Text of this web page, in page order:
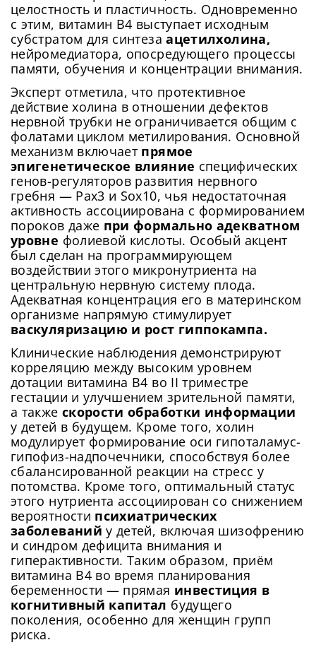
целостность и пластичность. Одновременно
с этим, витамин B4 выступает исходным
субстратом для синтезаацетилхолина,
нейромедиатора, опосредующего процессы
памяти, обучения и концентрации внимания.
Эксперт отметила, что протективное
действие холина в отношении дефектов
нервной трубки не ограничивается общим с
фолатами циклом метилирования. Основной
механизм включает прямое
эпигенетическое влияние специфических
генов-регуляторов развития нервного
гребня — Pax3 и Sox10, чья недостаточная
активность ассоциирована с формированием
пороков даже при формально адекватном
уровне фолиевой кислоты. Особый акцент
был сделан на программирующем
воздействии этого микронутриента на
центральную нервную систему плода.
Адекватная концентрация его в материнском
организме напрямую стимулирует
васкуляризацию и рост гиппокампа.
Клинические наблюдения демонстрируют
корреляцию между высоким уровнем
дотации витамина B4 во II триместре
гестации и улучшением зрительной памяти,
а также скорости обработки информации
у детей в будущем. Кроме того, холин
модулирует формирование оси гипоталамус-
гипофиз-надпочечники, способствуя более
сбалансированной реакции на стресс у
потомства. Кроме того, оптимальный статус
этого нутриента ассоциирован со снижением
вероятности психиатрических
заболеваний у детей, включая шизофрению
и синдром дефицита внимания и
гиперактивности. Таким образом, приём
витамина B4 во время планирования
беременности — прямая инвестиция в
когнитивный капитал будущего
поколения, особенно для женщин групп
риска.